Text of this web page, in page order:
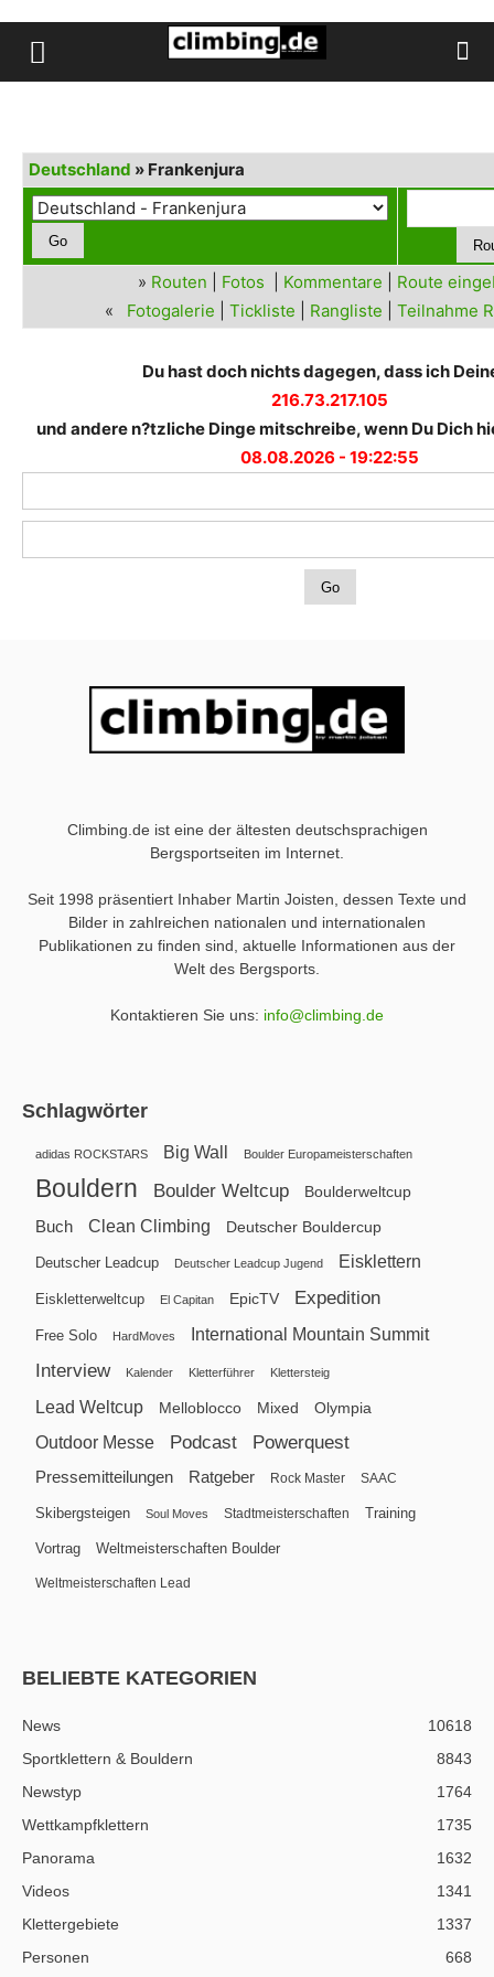
Deutschland » Frankenjura
» Routen Fotos Kommentare
Route
« Fotogalerie Tickliste Rangliste Teilnahme
Du hast doch nichts dagegen, dass ich
216.73.217.105
und andere n?tzliche Dinge mitschreibe, wenn Du Dich
08.08.2026 - 19:22:55
Climbing.de ist eine der ältesten deutschsprachigen
Bergsportseiten im Internet.
Seit 1998 präsentiert Inhaber Martin Joisten, dessen Texte und
Bilder in zahlreichen nationalen und internationalen
Publikationen zu finden sind, aktuelle Informationen aus der
Welt des Bergsports.
Kontaktieren Sie uns: info@climbing.de
Schlagwörter
adidas ROCKSTARS Big Wall Boulder Europameisterschaften
Bouldern Boulder Weltcup Boulderweltcup
Buch Clean Climbing Deutscher Bouldercup
Deutscher Leadcup Deutscher Leadcup Jugend Eisklettern
Eiskletterweltcup El Capitan EpicTV Expedition
Free Solo HardMoves International Mountain Summit
Interview Kalender Kletterführer Klettersteig
Lead Weltcup Melloblocco Mixed Olympia
Outdoor Messe Podcast Powerquest
Pressemitteilungen Ratgeber Rock Master SAAC
Skibergsteigen Soul Moves Stadtmeisterschaften Training
Vortrag Weltmeisterschaften Boulder
Weltmeisterschaften Lead
BELIEBTE KATEGORIEN
News
10618
Sportklettern & Bouldern
8843
Newstyp
1764
Wettkampfklettern
1735
Panorama
1632
Videos
1341
Klettergebiete
1337
Personen
668